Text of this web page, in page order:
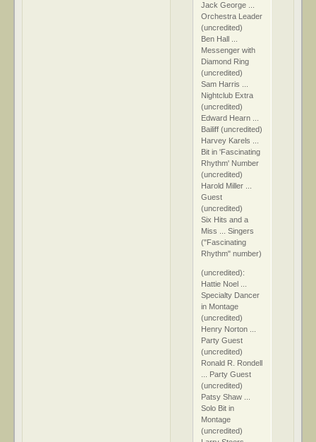
Jack George ...
Orchestra Leader
(uncredited)
Ben Hall ...
Messenger with
Diamond Ring
(uncredited)
Sam Harris ...
Nightclub Extra
(uncredited)
Edward Hearn ...
Bailiff (uncredited)
Harvey Karels ...
Bit in 'Fascinating
Rhythm' Number
(uncredited)
Harold Miller ...
Guest
(uncredited)
Six Hits and a
Miss ... Singers
("Fascinating
Rhythm" number)
(uncredited):
Hattie Noel ...
Specialty Dancer
in Montage
(uncredited)
Henry Norton ...
Party Guest
(uncredited)
Ronald R. Rondell
... Party Guest
(uncredited)
Patsy Shaw ...
Solo Bit in
Montage
(uncredited)